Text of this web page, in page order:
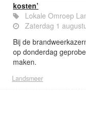
kosten’
Lokale Omroep
Zaterdag 1
Bij de
op donderdag
maken.
Landsmeer